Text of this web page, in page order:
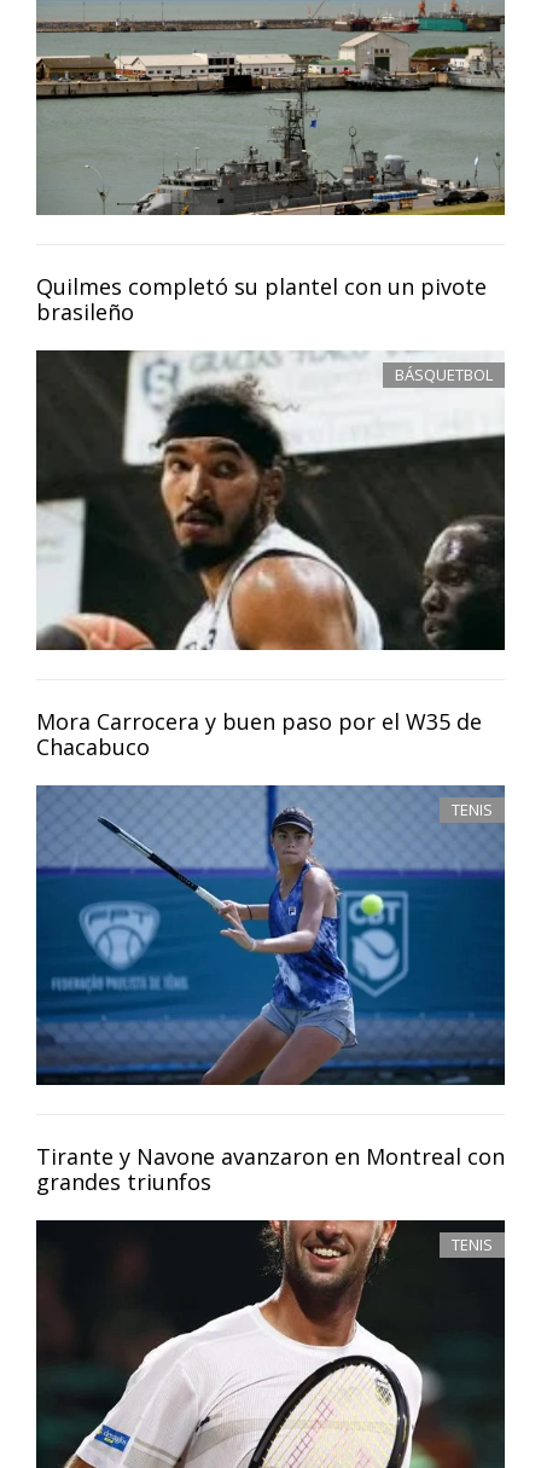
Quilmes completó su plantel con un pivote
brasileño
BÁSQUETBOL
Mora Carrocera y buen paso por el W35 de
Chacabuco
TENIS
Tirante y Navone avanzaron en Montreal con
grandes triunfos
TENIS